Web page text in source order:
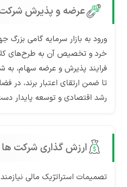
عرضه و پذیرش
ورود به بازار سرمایه گامی
خرد و تخصیص آن به طرح‌های
فرایند پذیرش و عرضه سهام،
تا ضمن ارتقای اعتبار برند، در
رشد اقتصادی و توسعه پایدار
ارزش گذاری شرکت ها
تصمیمات استراتژیک مالی